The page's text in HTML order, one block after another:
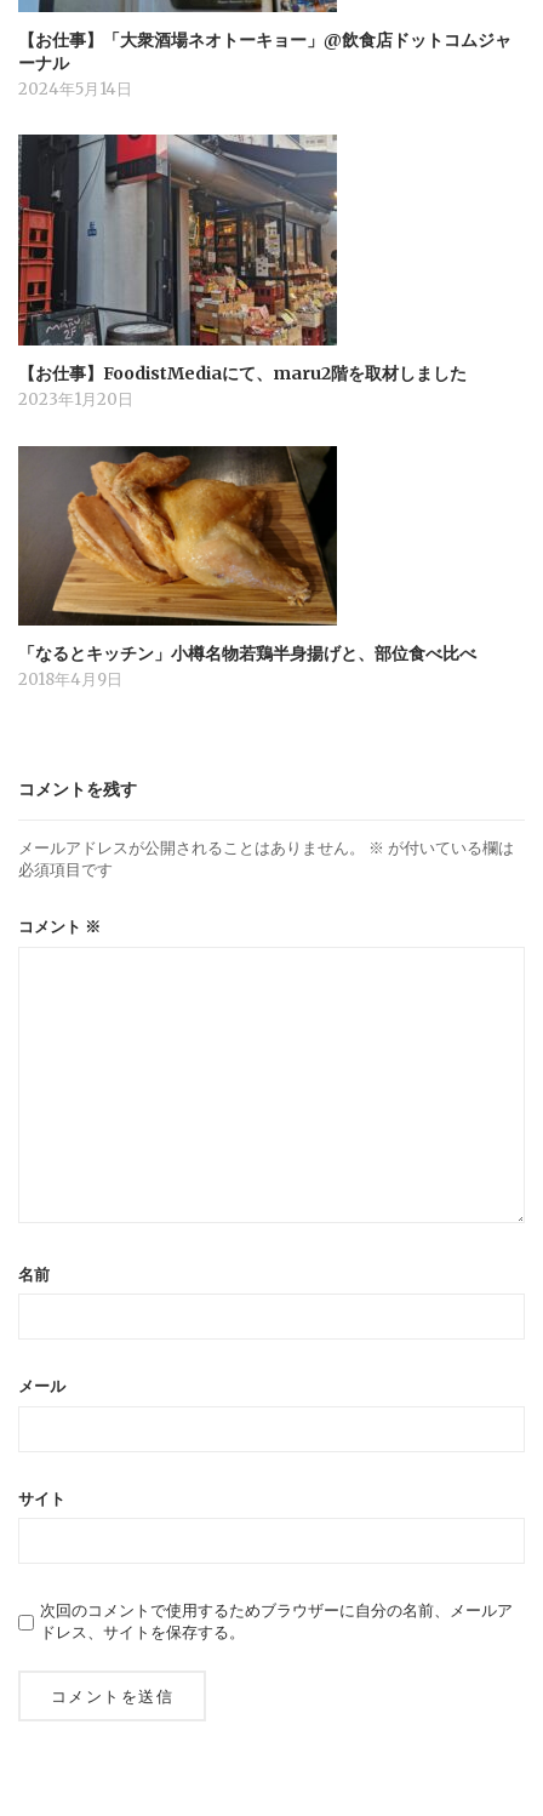
【お仕事】「大衆酒場ネオトーキョー」@飲食店ドットコムジャ
ーナル
2024年5月14日
【お仕事】FoodistMediaにて、maru2階を取材しました
2023年1月20日
「なるとキッチン」小樽名物若鶏半身揚げと、部位食べ比べ
2018年4月9日
コメントを残す
メールアドレスが公開されることはありません。 ※ が付いている欄は
必須項目です
コメント ※
名前
メール
サイト
次回のコメントで使用するためブラウザーに自分の名前、メールア
ドレス、サイトを保存する。